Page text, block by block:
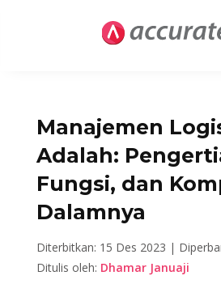
Manajemen
Adalah:
Fungsi, dan
Dalamnya
Diterbitkan: 15 Des 2023 |
Ditulis oleh: Dhamar Januaji